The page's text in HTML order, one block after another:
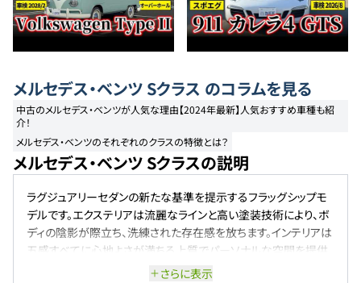
メルセデス・ベンツ Sクラス のコラムを見る
中古のメルセデス・ベンツが人気な理由【2024年最新】人気おすすめ車種も紹
介！
メルセデス・ベンツのそれぞれのクラスの特徴とは？
メルセデス・ベンツ Sクラスの説明
ラグジュアリーセダンの新たな基準を提示するフラッグシップモ
デルです。エクステリアは流麗なラインと高い塗装技術により、ボ
ディの陰影が際立ち、洗練された存在感を放ちます。インテリアは
五感すべてに心地よさが満ちる上質でパーソナルな空間を提供
し、最新のMBUXインフォテインメントシステムや先進の安全運転
さらに表示